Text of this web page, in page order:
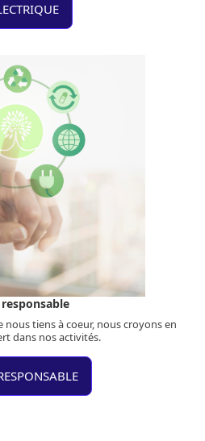
responsable
tiens à coeur, nous croyons en
dans nos activités.